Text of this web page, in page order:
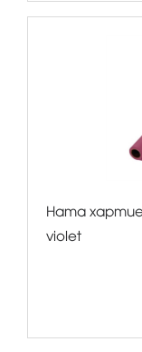
Hama
violet